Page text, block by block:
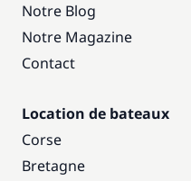
Notre Blog
Notre Magazine
Contact
Location de bateaux
Corse
Bretagne